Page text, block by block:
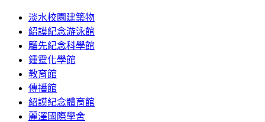
淡水校園建築物
紹謨紀念游泳館
騮先紀念科學館
鍾靈化學館
教育館
傳播館
紹謨紀念體育館
麗澤國際學舍